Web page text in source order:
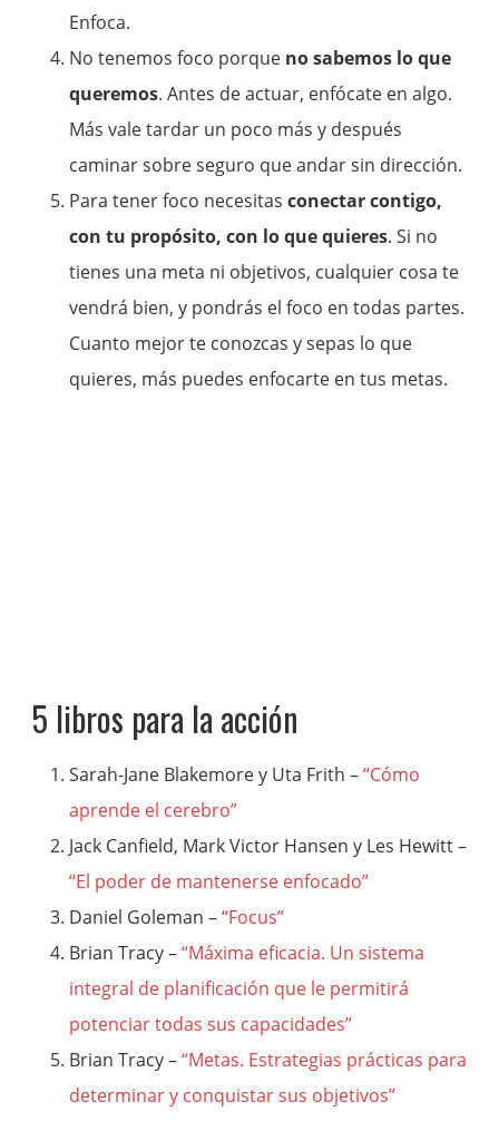
Enfoca.
No tenemos foco porque no sabemos lo que
queremos. Antes de actuar, enfócate en algo.
Más vale tardar un poco más y después
caminar sobre seguro que andar sin dirección.
Para tener foco necesitasconectar contigo,
con tu propósito, con lo que quieres. Si no
tienes una meta ni objetivos, cualquier cosa te
vendrá bien, y pondrás el foco en todas partes.
Cuanto mejor te conozcas y sepas lo que
quieres, más puedes enfocarte en tus metas.
5 libros para la acción
Sarah-Jane Blakemore y Uta Frith –“Cómo
aprende el cerebro”
Jack Canfield, Mark Victor Hansen y Les Hewitt –
“El poder de mantenerse enfocado”
Daniel Goleman –“Focus”
Brian Tracy –“Máxima eficacia. Un sistema
integral de planificación que le permitirá
potenciar todas sus capacidades”
Brian Tracy –“Metas. Estrategias prácticas para
determinar y conquistar sus objetivos”